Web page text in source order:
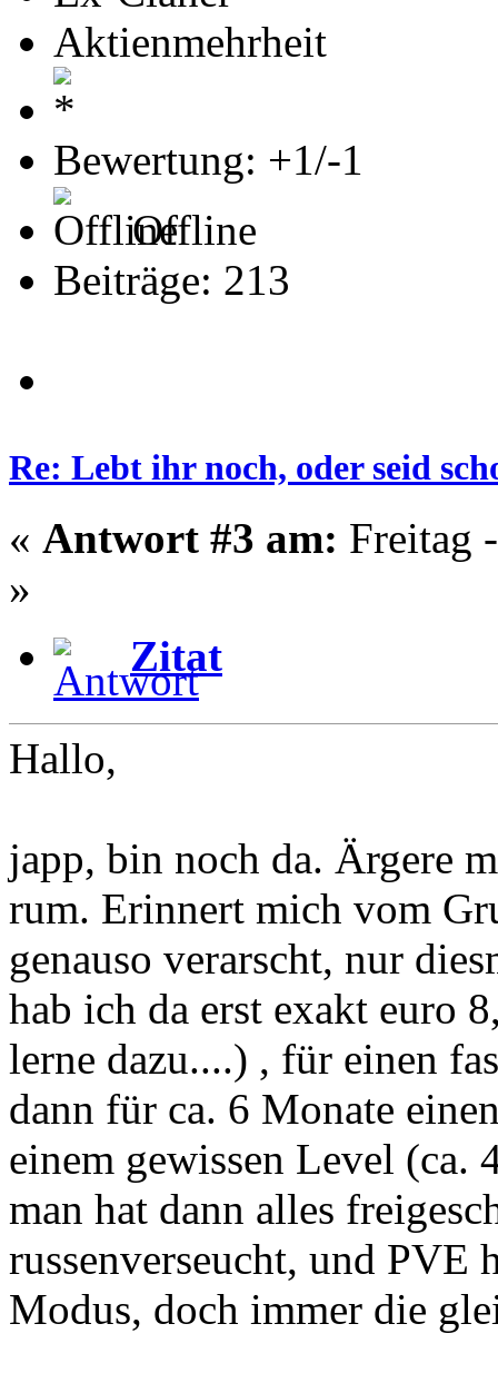
Aktienmehrheit
Bewertung: +1/-1
Offline
Beiträge: 213
Re: Lebt ihr noch, oder seid
« Antwort #3 am: Freitag
»
Zitat
Hallo,
japp, bin noch da. Ärgere
rum. Erinnert mich vom
genauso verarscht, nur
hab ich da erst exakt euro
lerne dazu....) , für einen
dann für ca. 6 Monate
einem gewissen Level (ca.
man hat dann alles
russenverseucht, und PVE
Modus, doch immer die